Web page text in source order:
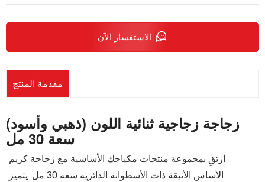
الاستفسار الآن
مقدمة المنتج
زجاجة زجاجية ثنائية اللون (ذهبي وأسود)
سعة 30 مل
ارتقِ بمجموعة منتجات مكياجك الأساسية مع زجاجة كريم
الأساس الأنيقة ذات الأسطوانة الدائرية سعة 30 مل. يتميز